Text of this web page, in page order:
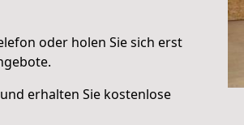
oder holen Sie sich erst
und erhalten Sie kostenlose